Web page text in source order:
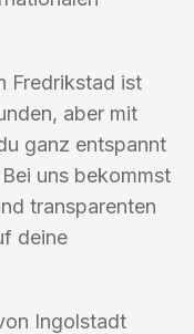
Fredrikstad ist
aber mit
ganz entspannt
uns bekommst
transparenten
deine
Ingolstadt